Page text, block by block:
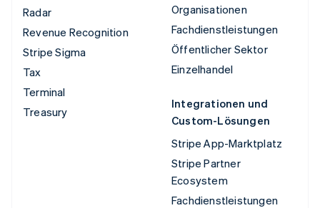
Radar
Revenue Recognition
Stripe Sigma
Tax
Terminal
Treasury
Organisationen
Fachdienstleistungen
Öffentlicher Sektor
Einzelhandel
Integrationen und
Custom-Lösungen
Stripe App-Marktplatz
Stripe Partner
Ecosystem
Fachdienstleistungen